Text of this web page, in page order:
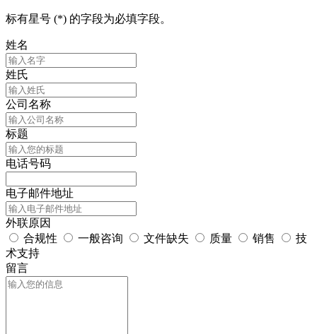
标有星号 (*) 的字段为必填字段。
姓名
姓氏
公司名称
标题
电话号码
电子邮件地址
外联原因
合规性
一般咨询 文件缺失 质量 销售
技
术支持
留言